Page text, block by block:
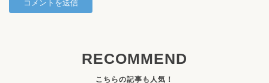
RECOMMEND